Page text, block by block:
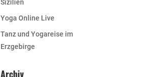
Sizilien
Yoga Online Live
Tanz und Yogareise im
Erzgebirge
Archiv